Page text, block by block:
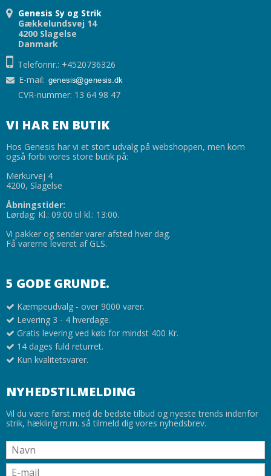
Genesis Sy og Strik
Gækkelundsvej 14
4200 Slagelse
Danmark
Telefonnr.: +4520736326
E-mail:
CVR-nummer: 13 64 98 47
VI HAR EN BUTIK
Hos Genesis har vi et stort udvalg på webshoppen, men kom
også forbi vores store butik på:
Merkurvej 4
4200, Slagelse
Åbningstider:
Lørdag: Kl.: 09:00 til kl.: 13:00.
Vi pakker og sender varer afsted hver dag.
Få varerne leveret af GLS.
5 GODE GRUNDE.
Kæmpeudvalg - over 9000 varer.
Levering 3 - 4 hverdage.
Gratis levering ved køb for mindst 400 Kr.
14 dages fuld returret.
Kun kvalitetsvarer.
NYHEDSTILMELDING
Vil du være først med de bedste tilbud og nyeste trends indenfor
strik, hækling m.m. så tilmeld dig vores nyhedsbrev.